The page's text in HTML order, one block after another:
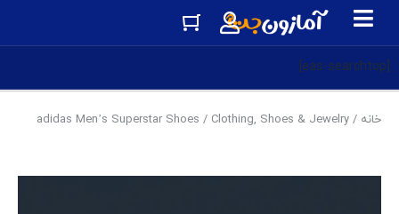
[eas-searchtop]
خانه /
Clothing, Shoes & Jewelry
/ adidas Men’s Superstar Shoes